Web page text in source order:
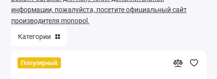
информации, пожалуйста, посетите официальный сайт
производителя monopol.
Категории
Популярный